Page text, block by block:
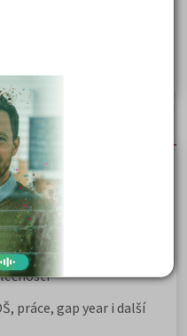
dveří
přijímaček 2026?
Co opravdu funguje u
práce, gap year i další